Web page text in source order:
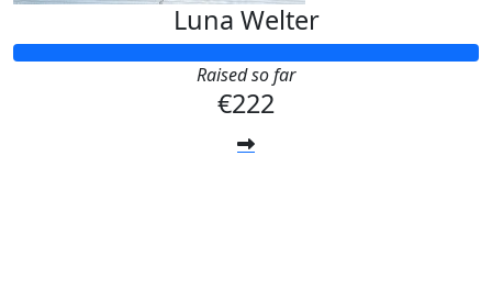
Luna Welter
Raised so far
€222